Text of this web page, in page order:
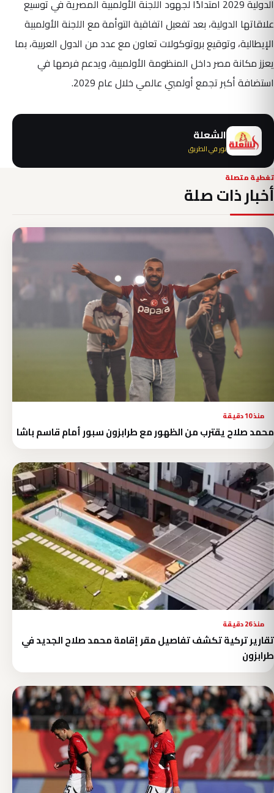
الدولية 2029 امتدادًا لجهود اللجنة الأولمبية المصرية في توسيع
علاقاتها الدولية، بعد تفعيل اتفاقية التوأمة مع اللجنة الأولمبية
الإيطالية، وتوقيع بروتوكولات تعاون مع عدد من الدول العربية، بما
يعزز مكانة مصر داخل المنظومة الأولمبية، ويدعم فرصها في
استضافة أكبر تجمع أولمبي عالمي خلال عام 2029.
الشعلة
نور في الطريق
تغطية متصلة
أخبار ذات صلة
منذ 10 دقيقة
محمد صلاح يقترب من الظهور مع طرابزون سبور أمام قاسم باشا
منذ 26 دقيقة
تقارير تركية تكشف تفاصيل مقر إقامة محمد صلاح الجديد في
طرابزون